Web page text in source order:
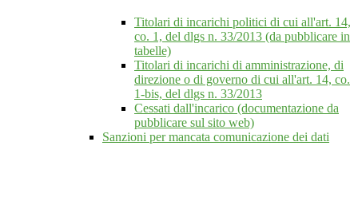
Titolari di incarichi politici di cui all'art. 14,
co. 1, del dlgs n. 33/2013 (da pubblicare in
tabelle)
Titolari di incarichi di amministrazione, di
direzione o di governo di cui all'art. 14, co.
1-bis, del dlgs n. 33/2013
Cessati dall'incarico (documentazione da
pubblicare sul sito web)
Sanzioni per mancata comunicazione dei dati